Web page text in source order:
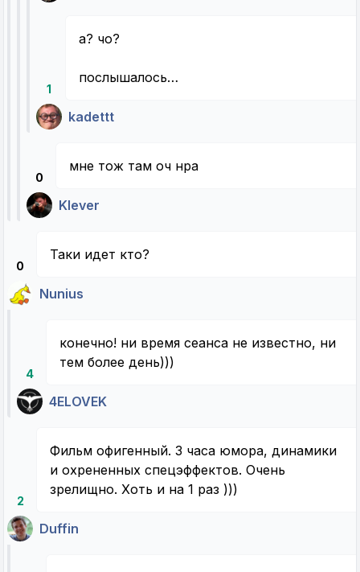
1
а? чо?
послышалось…
kadettt
0
мне тож там оч нра
Klever
0
Таки идет кто?
Nunius
4
конечно! ни время сеанса не известно, ни
тем более день)))
4ELOVEK
2
Фильм офигенный. 3 часа юмора, динамики
и охрененных спецэффектов. Очень
зрелищно. Хоть и на 1 раз )))
Duffin